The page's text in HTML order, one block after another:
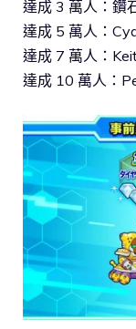
達成 3 萬人：鑽
達成 5 萬人：
達成 7 萬人：
達成 10 萬人：